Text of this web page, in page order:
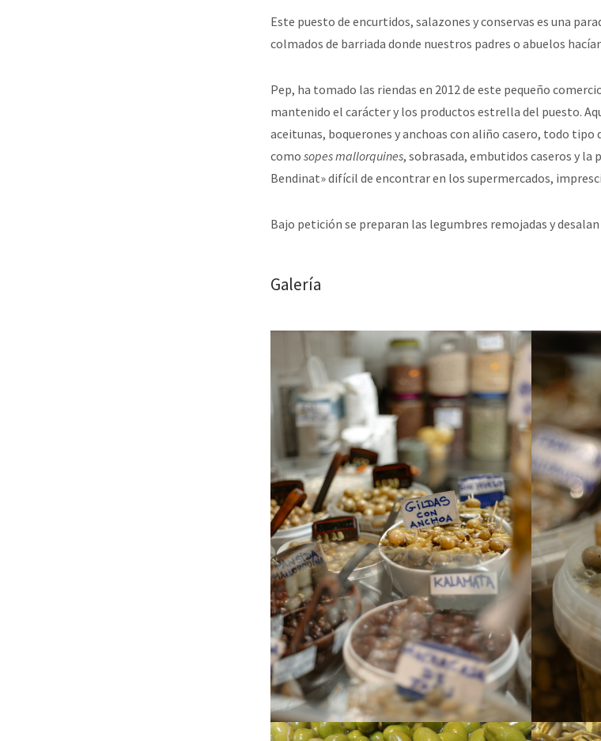
Este puesto de encurtidos, salazones y conservas es una
colmados de barriada donde nuestros padres o abuelos
Pep, ha tomado las riendas en 2012 de este pequeño
mantenido el carácter y los productos estrella del puesto.
aceitunas, boquerones y anchoas con aliño casero, todo
como sopes mallorquines, sobrasada, embutidos caseros y
Bendinat» difícil de encontrar en los supermercados,
Bajo petición se preparan las legumbres remojadas y
Galería